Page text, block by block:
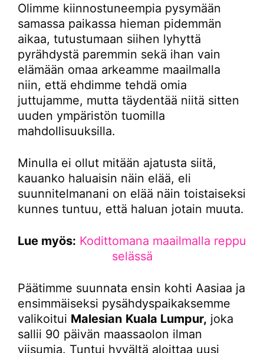
Olimme kiinnostuneempia pysymään
samassa paikassa hieman pidemmän
aikaa, tutustumaan siihen lyhyttä
pyrähdystä paremmin sekä ihan vain
elämään omaa arkeamme maailmalla
niin, että ehdimme tehdä omia
juttujamme, mutta täydentää niitä sitten
uuden ympäristön tuomilla
mahdollisuuksilla.
Minulla ei ollut mitään ajatusta siitä,
kauanko haluaisin näin elää, eli
suunnitelmanani on elää näin toistaiseksi
kunnes tuntuu, että haluan jotain muuta.
Lue myös: Kodittomana maailmalla reppu
selässä
Päätimme suunnata ensin kohti Aasiaa ja
ensimmäiseksi pysähdyspaikaksemme
valikoitui Malesian Kuala Lumpur, joka
sallii 90 päivän maassaolon ilman
viisumia. Tuntui hyvältä aloittaa uusi